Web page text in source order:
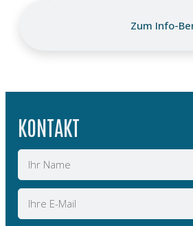
Zum Info-
KONTAKT
Name
E-
Mail